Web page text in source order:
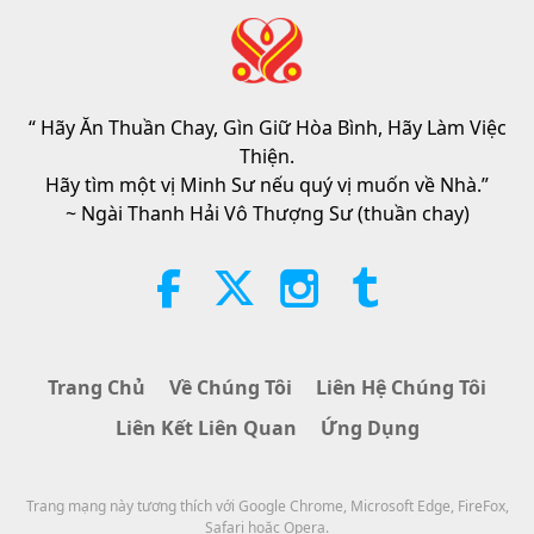
Đạo Đức Hồi Giáo Về Nước: Trích
Lời Thánh Khải 2026-08-06 351Lượt Xem
19:47
Mầm Cho Một Thế Giới Nhân Ái
Hơn, Phần 1/2
Các Cuộc Đàm Phán Hòa Bình
Bên Trong Của Sư Phụ, Phần 1/2
Giữa Thầy và Trò 2026-08-06 1348Lượt Xem
“ Hãy Ăn Thuần Chay, Gìn Giữ Hòa Bình, Hãy Làm Việc
Thiện.
Hãy tìm một vị Minh Sư nếu quý vị muốn về Nhà.”
~ Ngài Thanh Hải Vô Thượng Sư (thuần chay)
Trang Chủ Về Chúng Tôi
Liên Hệ Chúng Tôi
Liên Kết Liên Quan
Ứng Dụng
Trang mạng này tương thích với Google Chrome, Microsoft Edge, FireFox,
Safari hoặc Opera.